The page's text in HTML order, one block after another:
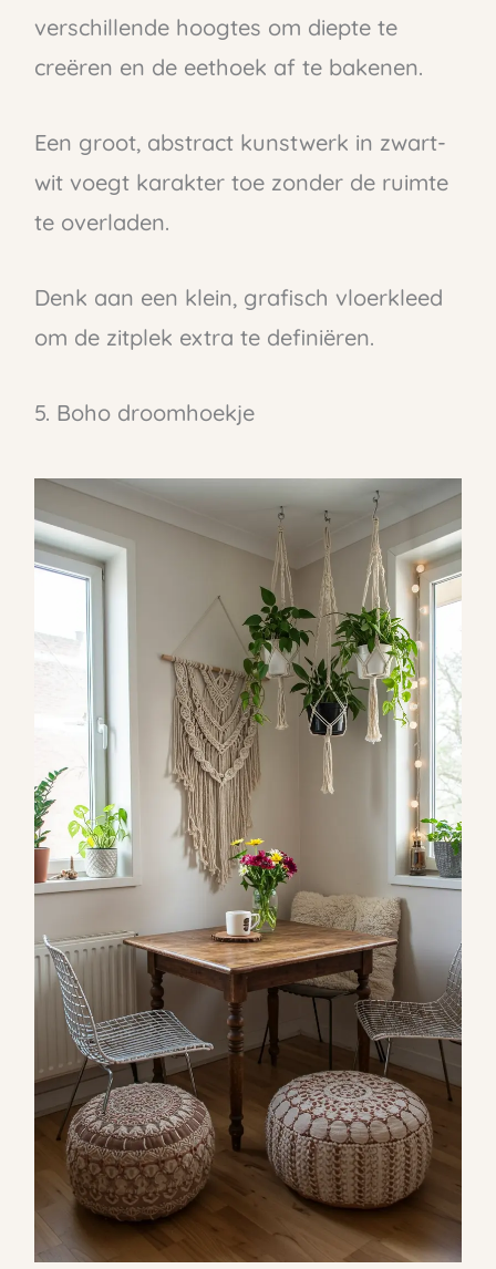
verschillende hoogtes om diepte te
creëren en de eethoek af te bakenen.
Een groot, abstract kunstwerk in zwart-
wit voegt karakter toe zonder de ruimte
te overladen.
Denk aan een klein, grafisch vloerkleed
om de zitplek extra te definiëren.
5. Boho droomhoekje